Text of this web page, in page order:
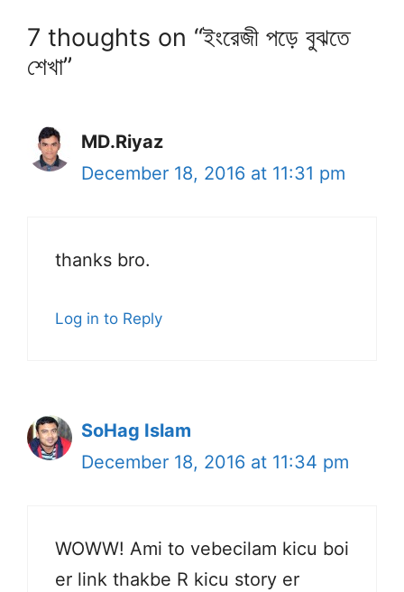
7 thoughts on “ইংরেজী পড়ে বুঝতে
শেখা”
MD.Riyaz
December 18, 2016 at 11:31 pm
thanks bro.
Log in to Reply
SoHag Islam
December 18, 2016 at 11:34 pm
WOWW! Ami to vebecilam kicu boi
er link thakbe R kicu story er